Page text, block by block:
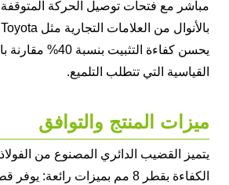
مباشر مع فتحات توصيل الحركة المتوقفة
يحسن كفاءة التثبيت
القياسية التي تتطلب التلميع.
ميزات المنتج والتوافق
يتميز القضيب الدائري المصنوع من